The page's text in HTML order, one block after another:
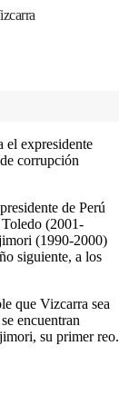
el expresidente
corrupción
de Perú
(2001-
(1990-2000)
siguiente, a los
que Vizcarra sea
encuentran
su primer reo.